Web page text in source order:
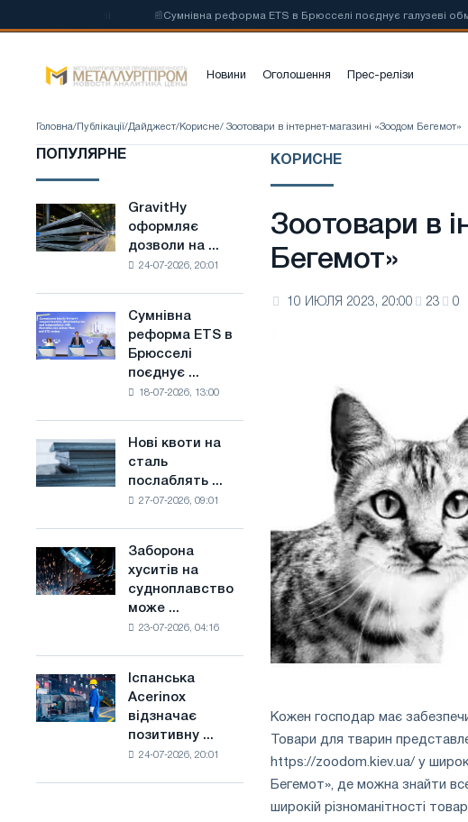
Сумнівна реформа ETS в Брюсселі поєднує галузеві
Новини Оголошення Прес-релізи
Головна/ Публікації/Дайджест/ Корисне/ Зоотовари в інтернет-магазині «Зоодом Бегемот»
ПОПУЛЯРНЕ
GravitHy
оформляє
дозволи
з
виробництва
низьковуглецевої
основі
водню
Франції
GravitHy
оформляє
дозволи на ...
24-07-2026, 20:01
Сумнівна
реформа
ETS
обмеження
з
боротьбі
зі
зміною
клімату
Сумнівна
реформа ETS в
Брюсселі
поєднує ...
18-07-2026, 13:00
Нові
квоти
на
в
Сполученому
Нові квоти на
сталь
послаблять ...
27-07-2026, 09:01
Заборона
хуситів
на
судноплавство
Саудівської
сталі
Заборона
хуситів на
судноплавство
може ...
23-07-2026, 04:16
Іспанська
Acerinox
відзначає
Іспанська
Acerinox
відзначає
позитивну ...
24-07-2026, 20:01
КОРИСНЕ
Зоотовари в
Бегемот»
10 ИЮЛЯ 2023, 20:00 23 0
Кожен господар має
Товари для тварин
https://zoodom.kiev.ua/ у
Бегемот», де можна знайти
широкій різноманітності